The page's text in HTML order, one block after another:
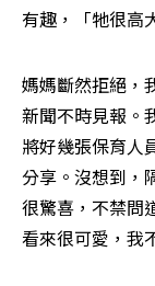
有趣，「牠很高
媽媽斷然拒絕，
新聞不時見報。
將好幾張保育人
分享。沒想到，
很驚喜，不禁問
看來很可愛，我